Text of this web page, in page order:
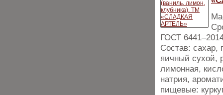
ГОСТ
Состав: сахар,
яичный сухой,
лимонная,
натрия,
пищевые: